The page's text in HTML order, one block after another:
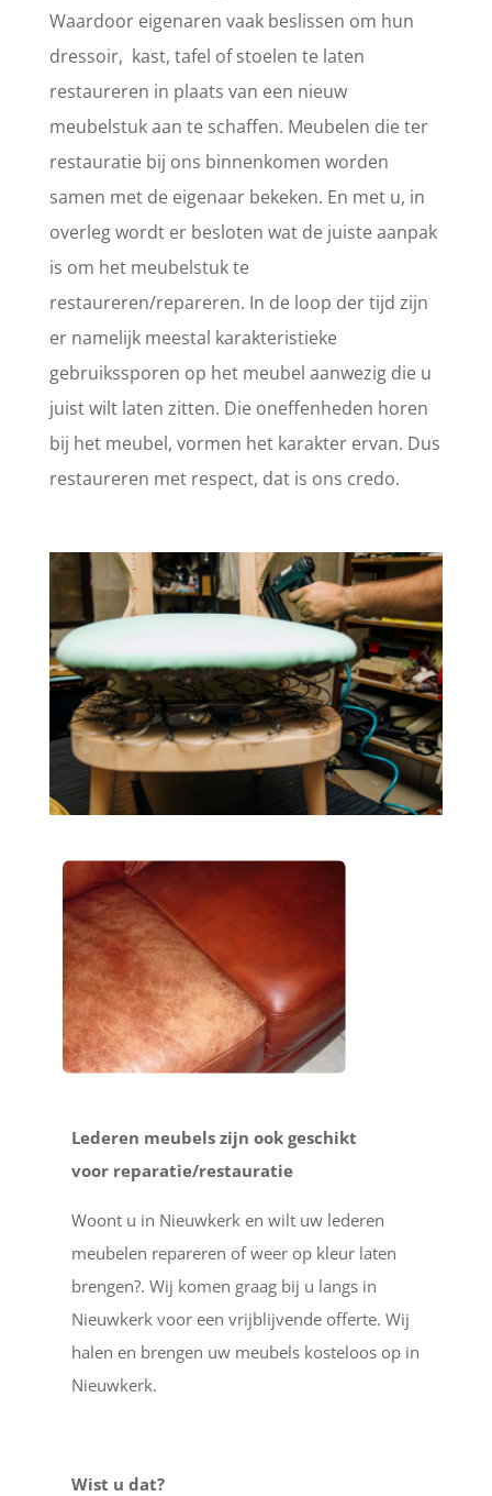
Waardoor eigenaren vaak beslissen om hun
dressoir, kast, tafel of stoelen te laten
restaureren in plaats van een nieuw
meubelstuk aan te schaffen. Meubelen die ter
restauratie bij ons binnenkomen worden
samen met de eigenaar bekeken. En met u, in
overleg wordt er besloten wat de juiste aanpak
is om het meubelstuk te
restaureren/repareren. In de loop der tijd zijn
er namelijk meestal karakteristieke
gebruikssporen op het meubel aanwezig die u
juist wilt laten zitten. Die oneffenheden horen
bij het meubel, vormen het karakter ervan. Dus
restaureren met respect, dat is ons credo.
Lederen meubels zijn ook geschikt
voor reparatie/restauratie
Woont u in Nieuwkerk en wilt uw lederen
meubelen repareren of weer op kleur laten
brengen?. Wij komen graag bij u langs in
Nieuwkerk voor een vrijblijvende offerte. Wij
halen en brengen uw meubels kosteloos op in
Nieuwkerk.
Wist u dat?